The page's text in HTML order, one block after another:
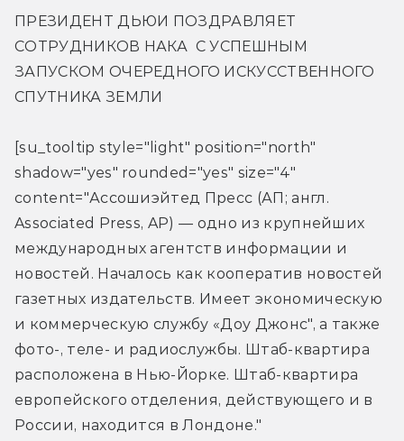
ПРЕЗИДЕНТ ДЬЮИ ПОЗДРАВЛЯЕТ
СОТРУДНИКОВ НАКА  С УСПЕШНЫМ
ЗАПУСКОМ ОЧЕРЕДНОГО ИСКУССТВЕННОГО
СПУТНИКА ЗЕМЛИ
[su_tooltip style="light" position="north"
shadow="yes" rounded="yes" size="4"
content="Ассошиэйтед Пресс (АП; англ.
Associated Press, AP) — одно из крупнейших
международных агентств информации и
новостей. Началось как кооператив новостей
газетных издательств. Имеет экономическую
и коммерческую службу «Доу Джонс", а также
фото-, теле- и радиослужбы. Штаб-квартира
расположена в Нью-Йорке. Штаб-квартира
европейского отделения, действующего и в
России, находится в Лондоне."